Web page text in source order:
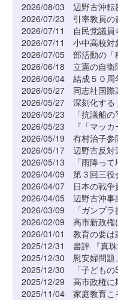
2026/08/03 辺野古沖転
2026/07/23 引率教員
2026/07/11 自民党議
2026/07/11 小中高校
2026/07/05 部活動の
2026/06/18 立憲の自
2026/06/04 結成５０周
2026/05/27 同志社国
2026/05/27 深刻化す
2026/05/23
「抗議船
2026/05/23
『「マッ
2026/05/19 有村治子
2026/05/17 辺野古反
2026/05/13
「雨降っ
2026/04/09 第３回三役
2026/04/07 日本の戦
2026/04/05 辺野古沖事
2026/03/09
「ガンプ
2026/02/09 高市新政権
2026/01/01 教育の要は
2025/12/31 書評 『真
2025/12/30 慰安婦問題
2025/12/30
「子ども
2025/12/29 高市政権
2025/11/04 家庭教育